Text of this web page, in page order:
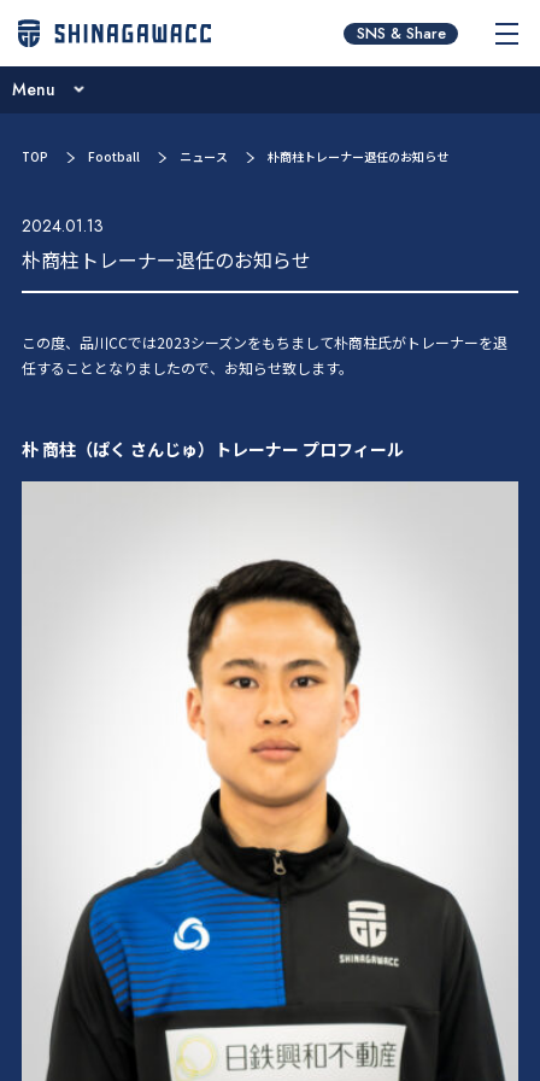
チームコンセプト
ブログ
ニュース
試合日程･結果
選手／スタッフ紹介
お問い合わせ
SNS & Share
Menu
試合日程･結果
選手／スタッフ紹介
TOP Football ニュース 朴商柱トレーナー退任のお知らせ
2024.01.13
朴商柱トレーナー退任のお知らせ
この度、品川CCでは2023シーズンをもちまして朴商柱氏がトレーナーを退
任することとなりましたので、お知らせ致します。
朴 商柱（ぱく さんじゅ）トレーナー プロフィール